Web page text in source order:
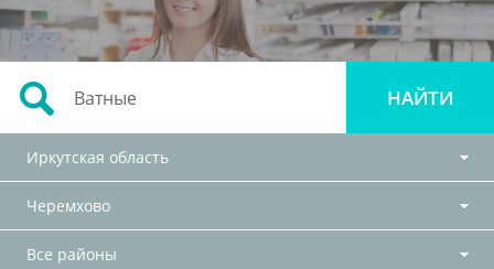
Иркутская область
Черемхово
Все районы